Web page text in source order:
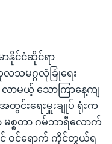
ာနိုင်ငံဆိုင်ရာ
သမဂ္ဂလုံခြုံရေး
လာမယ့် သောကြာနေ့ကျ
းရေးမှူးချုပ် ရုံးက
မစ္စတာ ဂမ်ဘာရီလောက်
င် ဝင်ရောက် ကိုင်တွယ်ရ